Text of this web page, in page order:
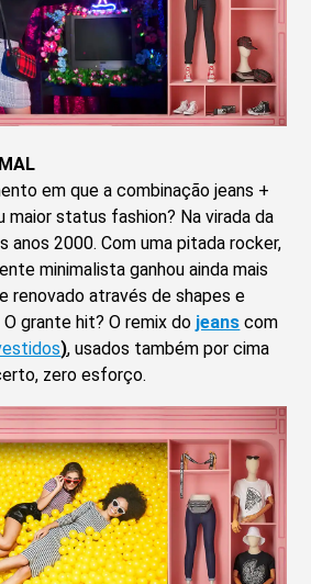
em que a combinação jeans +
maior status fashion? Na virada da
anos 2000. Com uma pitada rocker,
minimalista ganhou ainda mais
renovado através de shapes e
grante hit? O remix do jeans com
), usados também por cima
zero esforço.